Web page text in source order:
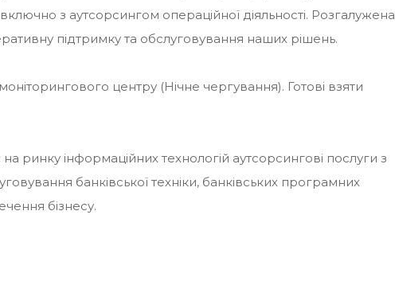
з аутсорсингом операційної діяльності. Розгалужена
підтримку та обслуговування наших рішень.
центру (Нічне чергування). Готові взяти
ринку інформаційних технологій аутсорсингові послуги з
банківської техніки, банківських програмних
бізнесу.